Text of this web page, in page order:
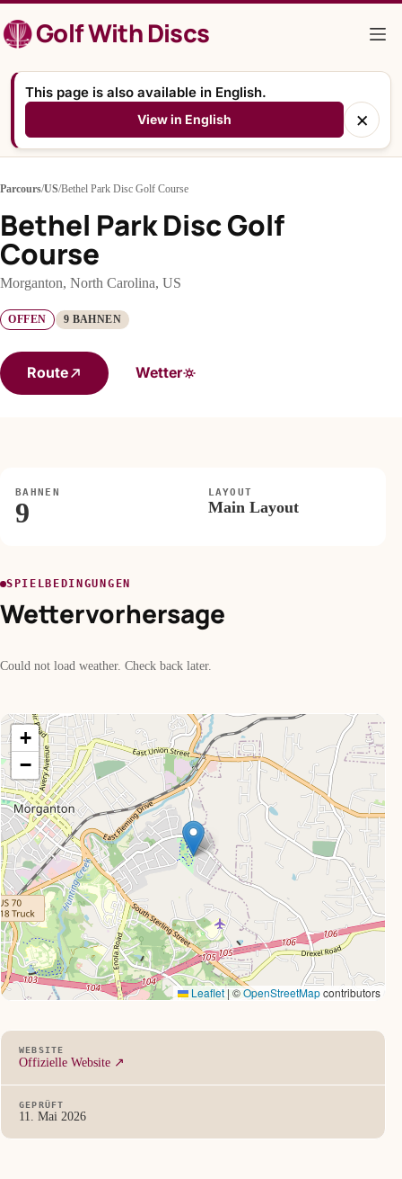
Inhalt
springenGolf With Discs
This page is also available in English.
View in English ×
Parcours/US/Bethel Park Disc Golf Course
Bethel Park Disc Golf
Course
Morganton, North Carolina, US
OFFEN 9 BAHNEN
Route Wetter
BAHNEN
9
LAYOUT
Main Layout
SPIELBEDINGUNGEN
Wettervorhersage
Could not load weather. Check back later.
+
−
Leaflet | ©OpenStreetMapcontributors
WEBSITE
Offizielle Website ↗
GEPRÜFT
11. Mai 2026